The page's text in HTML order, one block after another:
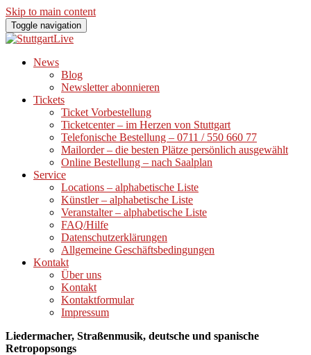
Skip to main content
Toggle navigation
News
Blog
Newsletter abonnieren
Tickets
Ticket Vorbestellung
Ticketcenter – im Herzen von Stuttgart
Telefonische Bestellung – 0711 / 550 660 77
Mailorder – die besten Plätze persönlich ausgewählt
Online Bestellung – nach Saalplan
Service
Locations – alphabetische Liste
Künstler – alphabetische Liste
Veranstalter – alphabetische Liste
FAQ/Hilfe
Datenschutzerklärungen
Allgemeine Geschäftsbedingungen
Kontakt
Über uns
Kontakt
Kontaktformular
Impressum
Liedermacher, Straßenmusik, deutsche und spanische
Retropopsongs